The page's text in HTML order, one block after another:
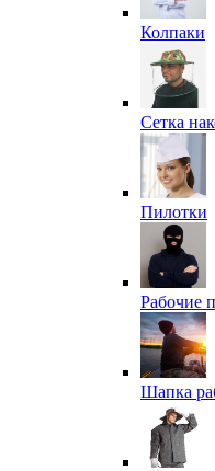
Колпаки
Сетка
Пилотки
Рабочие
Шапка